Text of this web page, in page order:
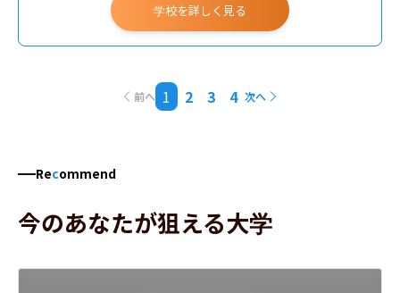
学校を詳しく見る
前へ 1 2 3 4 次へ
Recommend
今のあなたが狙える大学